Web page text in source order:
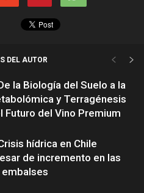
DEL AUTOR
la Biología del Suelo a la
y Terragénesis
Futuro del Vino Premium
hídrica en Chile
de incremento en las